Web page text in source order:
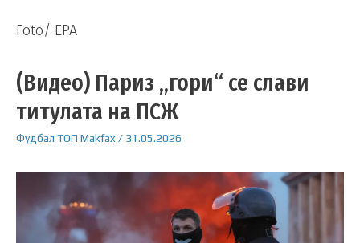
Foto/ EPA
(Видео) Париз „гори“ се слави
титулата на ПСЖ
Фудбал ТОП Makfax / 31.05.2026